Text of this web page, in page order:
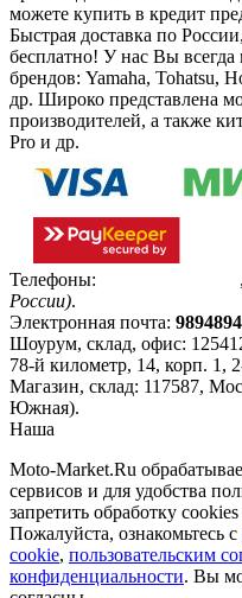
можете купить в кредит
Быстрая доставка по
бесплатно! У нас Вы всегда
брендов: Yamaha, Tohatsu,
др. Широко представлена
производителей, а также
Pro и др.
Телефоны: ,
России).
Электронная почта:
Шоурум, склад, офис:
78-й километр, 14, корп. 1,
Магазин, склад: 117587,
Южная).
Наша
Moto-Market.Ru
сервисов и для удобства
запретить обработку
Пожалуйста, ознакомьтесь с
cookie, пользовательским
конфиденциальности. Вы